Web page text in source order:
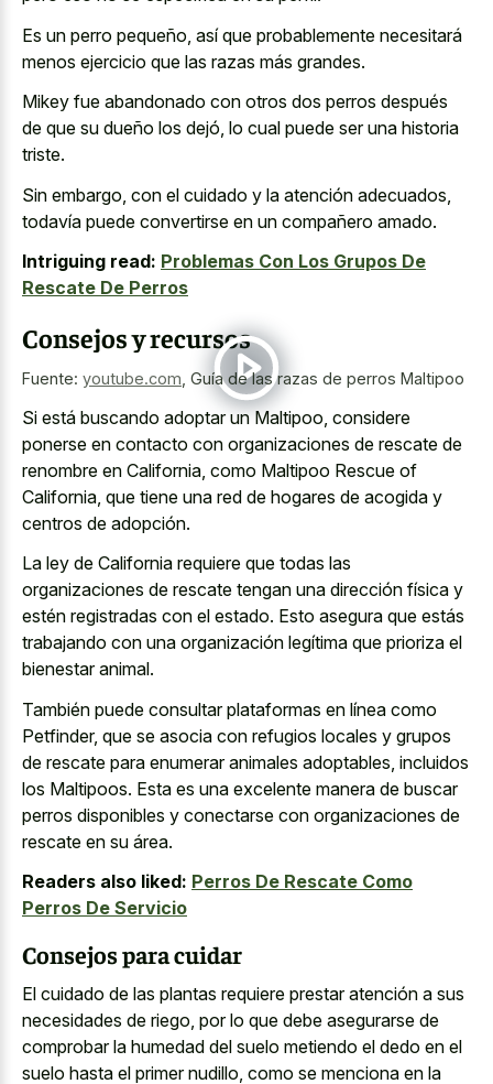
Es un perro pequeño, así que probablemente necesitará
menos ejercicio que las razas más grandes.
Mikey fue abandonado con otros dos perros después
de que su dueño los dejó, lo cual puede ser una historia
triste.
Sin embargo, con el cuidado y la atención adecuados,
todavía puede convertirse en un compañero amado.
Intriguing read: Problemas Con Los Grupos De
Rescate De Perros
Consejos y recursos
Fuente: youtube.com, Guía de las razas de perros Maltipoo
Si está buscando adoptar un Maltipoo, considere
ponerse en contacto con organizaciones de rescate de
renombre en California, como Maltipoo Rescue of
California, que tiene una red de hogares de acogida y
centros de adopción.
La ley de California requiere que todas las
organizaciones de rescate tengan una dirección física y
estén registradas con el estado. Esto asegura que estás
trabajando con una organización legítima que prioriza el
bienestar animal.
También puede consultar plataformas en línea como
Petfinder, que se asocia con refugios locales y grupos
de rescate para enumerar animales adoptables, incluidos
los Maltipoos. Esta es una excelente manera de buscar
perros disponibles y conectarse con organizaciones de
rescate en su área.
Readers also liked: Perros De Rescate Como
Perros De Servicio
Consejos para cuidar
El cuidado de las plantas requiere prestar atención a sus
necesidades de riego, por lo que debe asegurarse de
comprobar la humedad del suelo metiendo el dedo en el
suelo hasta el primer nudillo, como se menciona en la